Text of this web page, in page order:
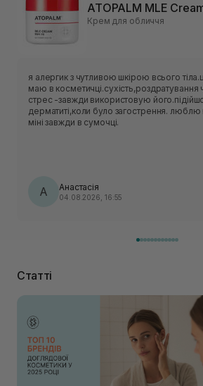
ATOPALM MLE
Крем для обличчя
я алергик з чутливою шкірою всього
маю в косметичці.сухість,роздратування
стрес -завжди використовую
дерматиті,коли було загострення.
міні завжди в сумочці.
А Анастасія
04.08.2026, 16:55
Статті